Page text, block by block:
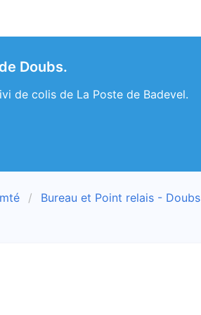
Doubs.
de colis de La Poste de Badevel.
Bureau et Point relais - Doubs